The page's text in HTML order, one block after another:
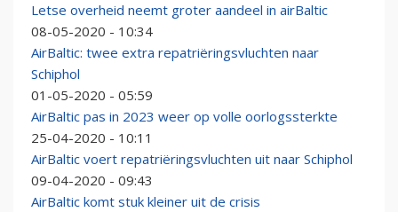
Letse overheid neemt groter aandeel in airBaltic
08-05-2020 - 10:34
AirBaltic: twee extra repatriëringsvluchten naar
Schiphol
01-05-2020 - 05:59
AirBaltic pas in 2023 weer op volle oorlogssterkte
25-04-2020 - 10:11
AirBaltic voert repatriëringsvluchten uit naar Schiphol
09-04-2020 - 09:43
AirBaltic komt stuk kleiner uit de crisis